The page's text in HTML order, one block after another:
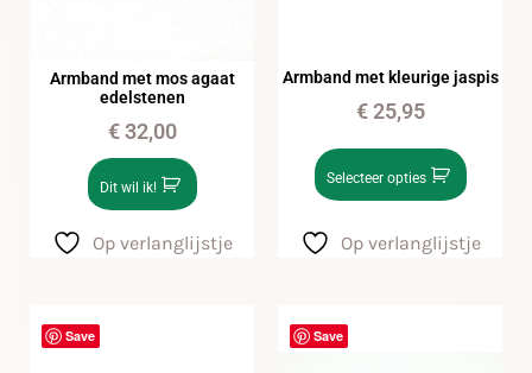
Armband met mos agaat
edelstenen
€32,00
Dit wil ik!
Op verlanglijstje
Armband met kleurige jaspis
€25,95
Selecteer opties
Op verlanglijstje
Save Save